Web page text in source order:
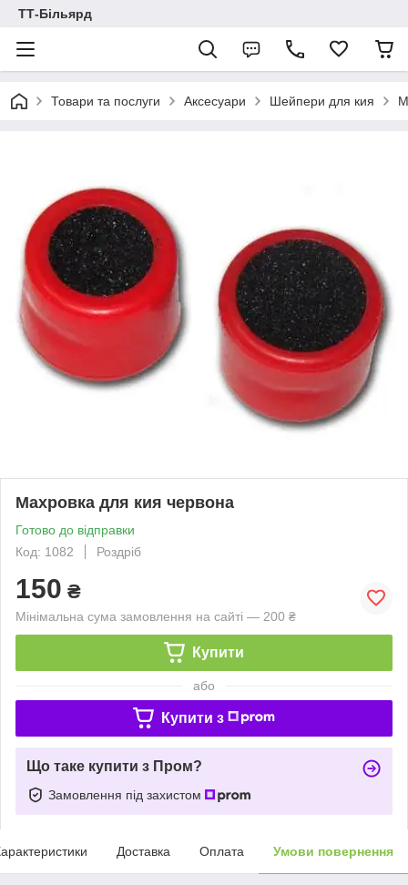
ТТ-Більярд
Товари та послуги Аксесуари Шейпери для кия
Махровка для кия червона
Готово до відправки
Код: 1082
Роздріб
150 ₴
Мінімальна сума замовлення на сайті — 200 ₴
Купити
або
Купити з
Що таке купити з Пром?
Замовлення під захистом
Доставка Оплата Умови повернення